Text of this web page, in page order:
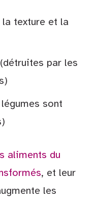
la texture et la
par les
sont
aliments du
, et leur
les